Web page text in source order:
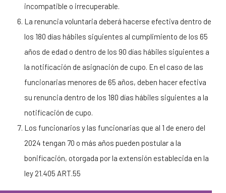
incompatible o irrecuperable.
La renuncia voluntaria deberá hacerse efectiva dentro de
los 180 días hábiles siguientes al cumplimiento de los 65
años de edad o dentro de los 90 días hábiles siguientes a
la notificación de asignación de cupo. En el caso de las
funcionarias menores de 65 años, deben hacer efectiva
su renuncia dentro de los 180 días hábiles siguientes a la
notificación de cupo.
Los funcionarios y las funcionarias que al 1 de enero del
2024 tengan 70 o más años pueden postular a la
bonificación, otorgada por la extensión establecida en la
ley 21.405 ART.55